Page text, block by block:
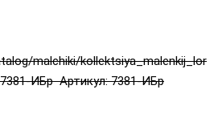
malchiki/kollektsiya_malenkij_lor
ИБр Артикул: 7381-ИБр